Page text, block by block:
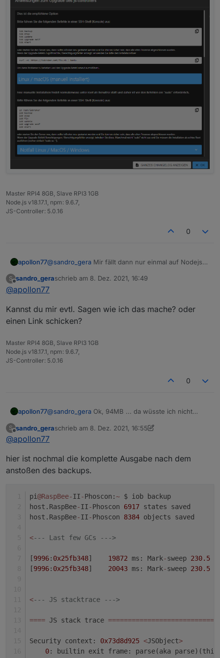
Master RPI4 8GB, Slave RPI3 1GB
Node.js v18.17.1, npm: 9.6.7,
JS-Controller: 5.0.16
0
apollon77@sandro_gera Mir fällt dann nur einmal auf Nodejs
S
Offline
sandro_geraschrieb am 8. Dez. 2021, 16:49
zuletzt editiert von
@apollon77
Kannst du mir evtl. Sagen wie ich das mache? oder
einen Link schicken?
Master RPI4 8GB, Slave RPI3 1GB
Node.js v18.17.1, npm: 9.6.7,
JS-Controller: 5.0.16
0
apollon77@sandro_gera Ok, 94MB ... da wüsste ich nicht
Welche Node.js version?
S
Offline
sandro_geraschrieb am 8. Dez. 2021, 16:55
zuletzt editiert von sandro_gera12. Aug. 2021, 17:58
@apollon77
hier ist nochmal die komplette Ausgabe nach dem
anstoßen des backups.
pi@RaspBee-II-Phoscon:~ $ iob backup
host.RaspBee-II-Phoscon 6917 states saved
host.RaspBee-II-Phoscon 8384 objects saved
<--- Last few GCs --->
[9996: 0x25fb348] 19872 ms: Mark-sweep 230.5
[9996: 0x25fb348] 20043 ms: Mark-sweep 230.5
<--- JS stacktrace --->
==== JS stack trace ===========================
Security context: 0x73d8d925 <JSObject>
0: builtin exit frame: parse(aka parse)(this